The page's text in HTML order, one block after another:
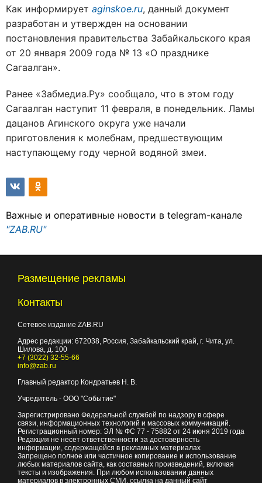
Как информирует aginskoe.ru, данный документ
разработан и утвержден на основании
постановления правительства Забайкальского края
от 20 января 2009 года № 13 «О празднике
Сагаалган».
Ранее «Забмедиа.Ру» сообщало, что в этом году
Сагаалган наступит 11 февраля, в понедельник. Ламы
дацанов Агинского округа уже начали
приготовления к молебнам, предшествующим
наступающему году черной водяной змеи.
Важные и оперативные новости в telegram-канале
"ZAB.RU"
Размещение рекламы
Контакты
Сетевое издание ZAB.RU
Адрес редакции: 672038, Россия, Забайкальский край, г. Чита, ул.
Шилова, д. 100
+7 (3022) 32-55-66
info@zab.ru
Главный редактор Кондратьев Н. В.
Учредитель - ООО "Событие"
Зарегистрировано Федеральной службой по надзору в сфере
связи, информационных технологий и массовых коммуникаций.
Регистрационный номер: ЭЛ № ФС 77 - 75882 от 24 июня 2019 года
Редакция не несет ответственности за достоверность
информации, содержащейся в рекламных материалах
Запрещено полное или частичное копирование и использование
любых материалов сайта, как составных произведений, включая
тексты и изображения. При любом использовании данных
материалов в электронных СМИ, ссылка на данный сайт